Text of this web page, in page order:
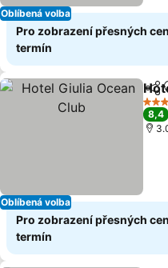
Oblíbená volba
Pro zobrazení přesných
termín
Oblíbená volba
4
8,4
Pro zobrazení přesných
termín